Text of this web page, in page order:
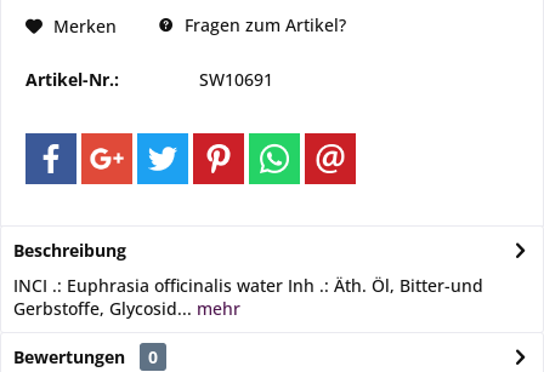
Merken Fragen zum Artikel?
Artikel-Nr.: SW10691
Beschreibung
INCI .: Euphrasia officinalis water Inh .: Äth. Öl, Bitter-und
Gerbstoffe, Glycosid... mehr
Bewertungen
0